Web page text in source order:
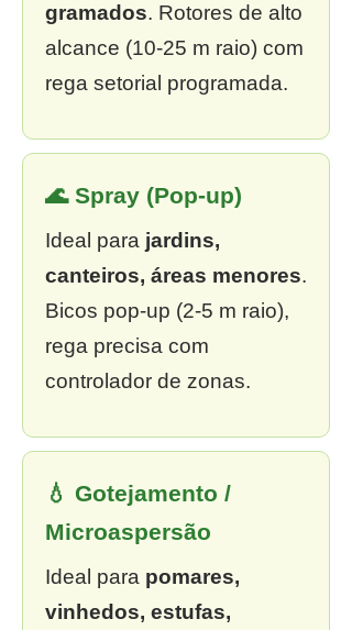
gramados. Rotores de alto
alcance (10-25 m raio) com
rega setorial programada.
🌊 Spray (Pop-up)
Ideal para jardins,
canteiros, áreas menores.
Bicos pop-up (2-5 m raio),
rega precisa com
controlador de zonas.
💧 Gotejamento /
Microaspersão
Ideal para pomares,
vinhedos, estufas,